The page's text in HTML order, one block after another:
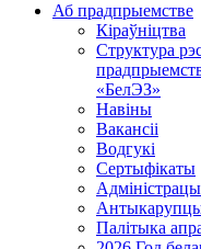
Аб прадпрыемстве
Кіраўніцтва
Структура
«БелЭЗ»
Навіны
Вакансіі
Водгукі
Сертыфікаты
Палітыка